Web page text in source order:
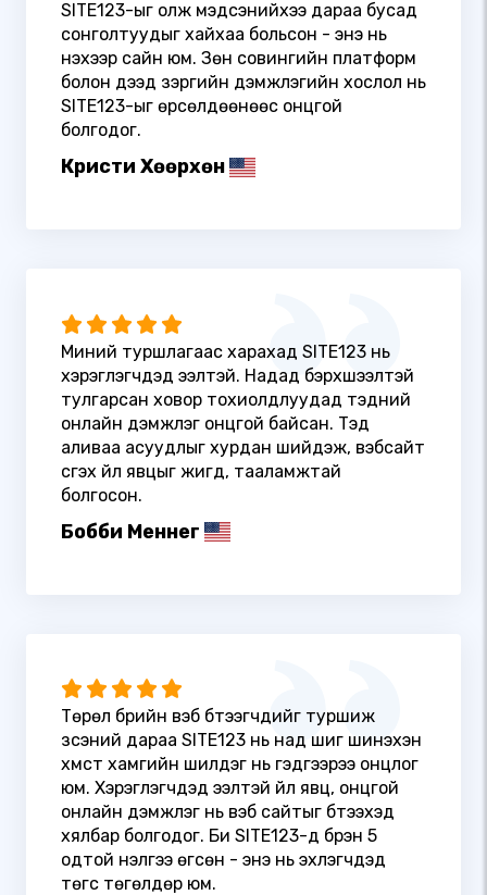
SITE123-ыг олж мэдсэнийхээ дараа бусад
сонголтуудыг хайхаа больсон - энэ нь
үнэхээр сайн юм. Зөн совингийн платформ
болон дээд зэргийн дэмжлэгийн хослол нь
SITE123-ыг өрсөлдөөнөөс онцгой
болгодог.
Кристи Хөөрхөн
Миний туршлагаас харахад SITE123 нь
хэрэглэгчдэд ээлтэй. Надад бэрхшээлтэй
тулгарсан ховор тохиолдлуудад тэдний
онлайн дэмжлэг онцгой байсан. Тэд
аливаа асуудлыг хурдан шийдэж, вэбсайт
үүсгэх үйл явцыг жигд, тааламжтай
болгосон.
Бобби Меннег
Төрөл бүрийн вэб бүтээгчдийг туршиж
үзсэний дараа SITE123 нь над шиг шинэхэн
хүмүүст хамгийн шилдэг нь гэдгээрээ онцлог
юм. Хэрэглэгчдэд ээлтэй үйл явц, онцгой
онлайн дэмжлэг нь вэб сайтыг бүтээхэд
хялбар болгодог. Би SITE123-д бүрэн 5
одтой үнэлгээ өгсөн - энэ нь эхлэгчдэд
төгс төгөлдөр юм.